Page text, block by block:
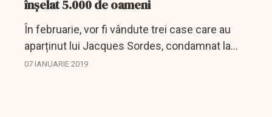
înşelat 5.000 de oameni
În februarie, vor fi vândute trei case care au
aparținut lui Jacques Sordes, condamnat la
șase ani de închisoare pentru o înșelătorie cu
07 IANUARIE 2019